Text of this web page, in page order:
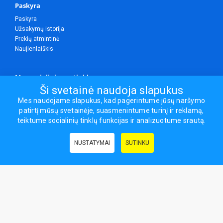
Paskyra
Paskyra
Užsakymų istorija
Prekių atmintinė
Naujienlaiškis
Mes socialiniuose tinkluose
Visos teisės saugomos.
Sporto ir laisvalaikio prekės, maisto papildai - erasportas.lt © 2026
Ši svetainė naudoja slapukus
Mes naudojame slapukus, kad pagerintume jūsų naršymo
patirtį mūsų svetainėje, suasmenintume turinį ir reklamą,
teiktume socialinių tinklų funkcijas ir analizuotume srautą.
NUSTATYMAI SUTINKU